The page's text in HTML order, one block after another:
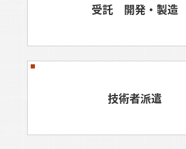
受託 開発・製造
技術者派遣